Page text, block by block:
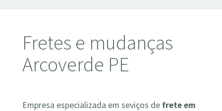
Fretes e mudanças
Arcoverde PE
Empresa especializada em seviços de frete em